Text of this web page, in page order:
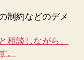
制約などのデメ
相談しながら、
。